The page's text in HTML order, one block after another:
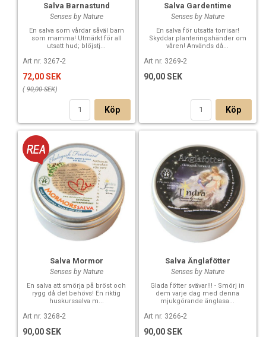
Salva Barnastund
Senses by Nature
En salva som vårdar såväl barn
som mamma! Utmärkt för all
utsatt hud; blöjstj...
Art nr. 3267-2
72,00 SEK
( 90,00 SEK)
Köp
Salva Gardentime
Senses by Nature
En salva för utsatta torrisar!
Skyddar planteringshänder om
våren! Används då...
Art nr. 3269-2
90,00 SEK
Köp
Salva Mormor
Senses by Nature
En salva att smörja på bröst och
rygg då det behövs! En riktig
huskurssalva m...
Art nr. 3268-2
90,00 SEK
Salva Änglafötter
Senses by Nature
Glada fötter svävar!!! - Smörj in
dem varje dag med denna
mjukgörande änglasa...
Art nr. 3266-2
90,00 SEK